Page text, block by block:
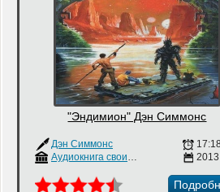
"Эндимион" Дэн Симмонс
Дэн Симмонс
Аудиокнига своими руками
2013